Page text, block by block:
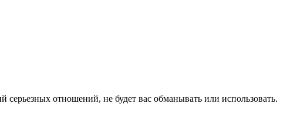
отношений, не будет вас обманывать или использовать.